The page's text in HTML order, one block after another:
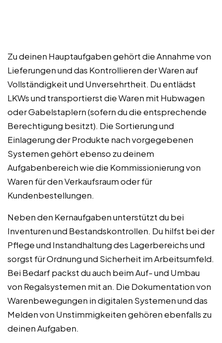
Zu deinen Hauptaufgaben gehört die Annahme von
Lieferungen und das Kontrollieren der Waren auf
Vollständigkeit und Unversehrtheit. Du entlädst
LKWs und transportierst die Waren mit Hubwagen
oder Gabelstaplern (sofern du die entsprechende
Berechtigung besitzt). Die Sortierung und
Einlagerung der Produkte nach vorgegebenen
Systemen gehört ebenso zu deinem
Aufgabenbereich wie die Kommissionierung von
Waren für den Verkaufsraum oder für
Kundenbestellungen.
Neben den Kernaufgaben unterstützt du bei
Inventuren und Bestandskontrollen. Du hilfst bei der
Pflege und Instandhaltung des Lagerbereichs und
sorgst für Ordnung und Sicherheit im Arbeitsumfeld.
Bei Bedarf packst du auch beim Auf- und Umbau
von Regalsystemen mit an. Die Dokumentation von
Warenbewegungen in digitalen Systemen und das
Melden von Unstimmigkeiten gehören ebenfalls zu
deinen Aufgaben.